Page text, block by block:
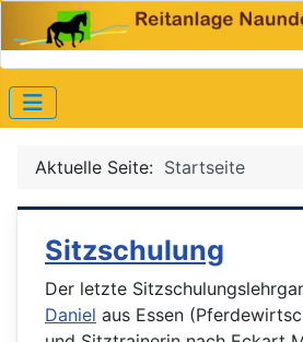
Aktuelle Seite: Startseite
Sitzschulung
Der letzte
Daniel aus Essen